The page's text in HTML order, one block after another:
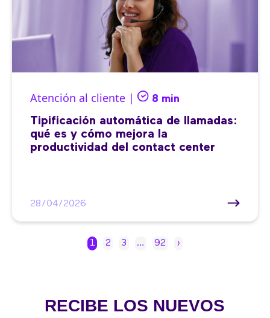
Atención al cliente | 8 min
Tipificación automática de llamadas:
qué es y cómo mejora la
productividad del contact center
28/04/2026
1 2 3 … 92 ›